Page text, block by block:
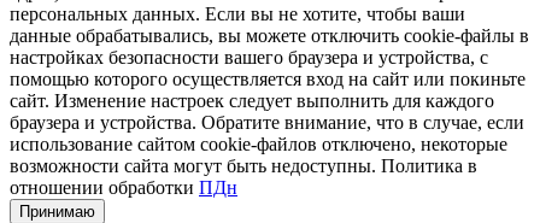
персональных данных. Если вы не хотите, чтобы ваши
данные обрабатывались, вы можете отключить cookie-файлы в
настройках безопасности вашего браузера и устройства, с
помощью которого осуществляется вход на сайт или покиньте
сайт. Изменение настроек следует выполнить для каждого
браузера и устройства. Обратите внимание, что в случае, если
использование сайтом cookie-файлов отключено, некоторые
возможности сайта могут быть недоступны. Политика в
отношении обработки ПДн
Принимаю